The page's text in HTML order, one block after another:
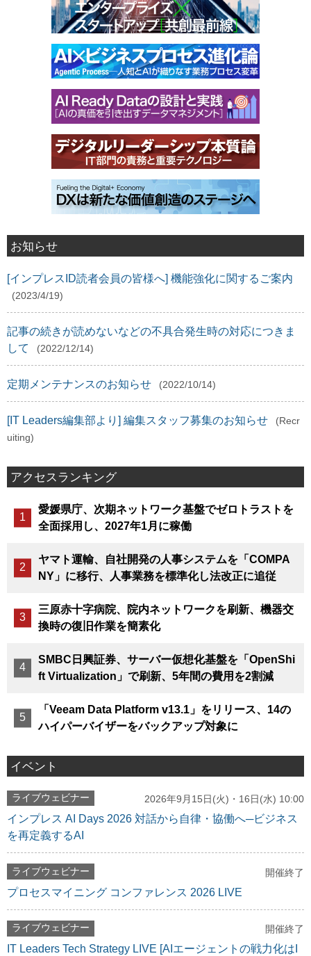
お知らせ
[インプレスID読者会員の皆様へ] 機能強化に関するご案内
(2023/4/19)
記事の続きが読めないなどの不具合発生時の対応につきま
して
(2022/12/14)
定期メンテナンスのお知らせ (2022/10/14)
[IT Leaders編集部より] 編集スタッフ募集のお知らせ
(Recr
uiting)
アクセスランキング
愛媛県庁、次期ネットワーク基盤でゼロトラストを
全面採用し、2027年1月に稼働
ヤマト運輸、自社開発の人事システムを「COMPA
NY」に移行、人事業務を標準化し法改正に追従
三原赤十字病院、院内ネットワークを刷新、機器交
換時の復旧作業を簡素化
SMBC日興証券、サーバー仮想化基盤を「OpenShi
ft Virtualization」で刷新、5年間の費用を2割減
「Veeam Data Platform v13.1」をリリース、14の
ハイパーバイザーをバックアップ対象に
イベント
ライブウェビナー 2026年9月15日(火)・16日(水) 10:00
インプレス AI Days 2026 対話から自律・協働へ─ビジネス
を再定義するAI
ライブウェビナー 開催終了
プロセスマイニング コンファレンス 2026 LIVE
ライブウェビナー 開催終了
IT Leaders Tech Strategy LIVE [AIエージェントの戦力化はI